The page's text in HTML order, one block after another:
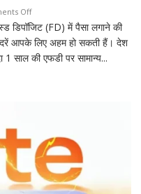
रहस्य
Offon
1
साल
की
है
Bank
of
डिपॉजिट (FD) में पैसा लगाने की
दरें आपके लिए अहम हो सकती हैं। देश
साल की एफडी पर सामान्य...